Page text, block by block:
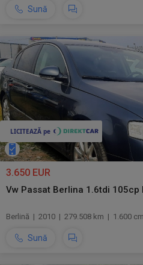
Sună
3.650 EUR
Vw Passat Berlina 1.6tdi 105cp
Berlină | 2010 | 279.508 km | 1.600
Sună